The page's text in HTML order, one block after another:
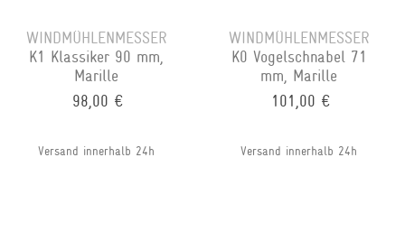
WINDMÜHLENMESSER
K1 Klassiker 90 mm,
Marille
98,00 €
Versand innerhalb 24h
WINDMÜHLENMESSER
K0 Vogelschnabel 71
mm, Marille
101,00 €
Versand innerhalb 24h